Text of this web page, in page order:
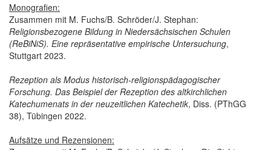
Monografien:
Zusammen mit M. Fuchs/B. Schröder/J. Stephan:
Religionsbezogene Bildung in Niedersächsischen Schulen
(ReBiNiS). Eine repräsentative empirische Untersuchung,
Stuttgart 2023.
Rezeption als Modus historisch-religionspädagogischer
Forschung. Das Beispiel der Rezeption des altkirchlichen
Katechumenats in der neuzeitlichen Katechetik, Diss. (PThGG
38), Tübingen 2022.
Aufsätze und Rezensionen: